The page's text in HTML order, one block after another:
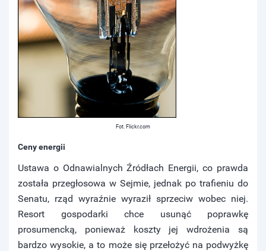
Fot. Flickr.com
Ceny energii
Ustawa o Odnawialnych Źródłach Energii, co prawda
została przegłosowa w Sejmie, jednak po trafieniu do
Senatu, rząd wyraźnie wyraził sprzeciw wobec niej.
Resort gospodarki chce usunąć poprawkę
prosumencką, ponieważ koszty jej wdrożenia są
bardzo wysokie, a to może się przełożyć na podwyżkę